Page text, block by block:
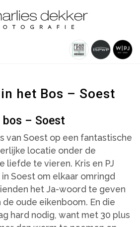
het Bos – Soest
bos – Soest
van Soest op een fantastische
locatie onder de
liefde te vieren. Kris en PJ
Soest om elkaar omringd
het Ja-woord te geven
de oude eikenboom. En die
hard nodig, want met 30 plus